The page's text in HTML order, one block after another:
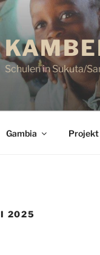
Schulen in Sukuta/
Gambia Projekt
2025